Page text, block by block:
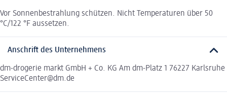
Vor Sonnenbestrahlung schützen. Nicht Temperaturen über 50
°C/122 °F aussetzen.
Anschrift des Unternehmens
dm-drogerie markt GmbH + Co. KG Am dm-Platz 1 76227 Karlsruhe
ServiceCenter@dm.de